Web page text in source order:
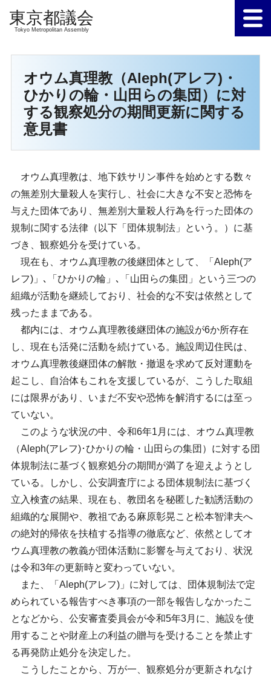
Tokyo Metropolitan Assembly
オウム真理教（Aleph(アレフ)・
ひかりの輪・山田らの集団）に対
する観察処分の期間更新に関する
意見書
オウム真理教は、地下鉄サリン事件を始めとする数々
の無差別大量殺人を実行し、社会に大きな不安と恐怖を
与えた団体であり、無差別大量殺人行為を行った団体の
規制に関する法律（以下「団体規制法」という。）に基
づき、観察処分を受けている。
現在も、オウム真理教の後継団体として、「Aleph(ア
レフ)」､「ひかりの輪」､「山田らの集団」という三つの
組織が活動を継続しており、社会的な不安は依然として
残ったままである。
都内には、オウム真理教後継団体の施設が6か所存在
し、現在も活発に活動を続けている。施設周辺住民は、
オウム真理教後継団体の解散・撤退を求めて反対運動を
起こし、自治体もこれを支援しているが、こうした取組
には限界があり、いまだ不安や恐怖を解消するには至っ
ていない。
このような状況の中、令和6年1月には、オウム真理教
（Aleph(アレフ)･ひかりの輪・山田らの集団）に対する団
体規制法に基づく観察処分の期間が満了を迎えようとし
ている。しかし、公安調査庁による団体規制法に基づく
立入検査の結果、現在も、教団名を秘匿した勧誘活動の
組織的な展開や、教祖である麻原彰晃こと松本智津夫へ
の絶対的帰依を扶植する指導の徹底など、依然としてオ
ウム真理教の教義が団体活動に影響を与えており、状況
は令和3年の更新時と変わっていない。
また、「Aleph(アレフ)」に対しては、団体規制法で定
められている報告すべき事項の一部を報告しなかったこ
となどから、公安審査委員会が令和5年3月に、施設を使
用することや財産上の利益の贈与を受けることを禁止す
る再発防止処分を決定した。
こうしたことから、万が一、観察処分が更新されなけ